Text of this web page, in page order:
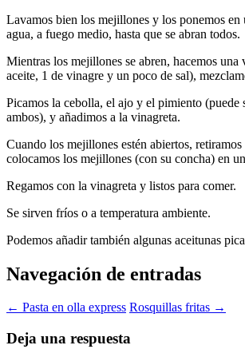
Lavamos bien los mejillones y los ponemos en
agua, a fuego medio, hasta que se abran todos.
Mientras los mejillones se abren, hacemos una
aceite, 1 de vinagre y un poco de sal),
Picamos la cebolla, el ajo y el pimiento (puede
ambos), y añadimos a la vinagreta.
Cuando los mejillones estén abiertos,
colocamos los mejillones (con su concha) en
Regamos con la vinagreta y listos para comer.
Se sirven fríos o a temperatura ambiente.
Podemos añadir también algunas aceitunas
Navegación de entradas
← Pasta en olla express Rosquillas fritas →
Deja una respuesta